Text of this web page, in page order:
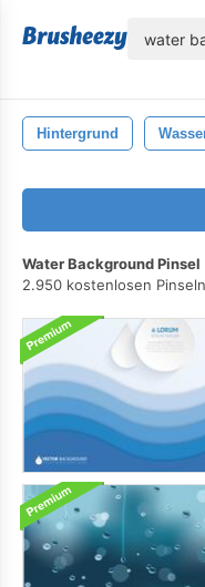
Hintergrund
Water Background Pinsel
2.950 kostenlosen